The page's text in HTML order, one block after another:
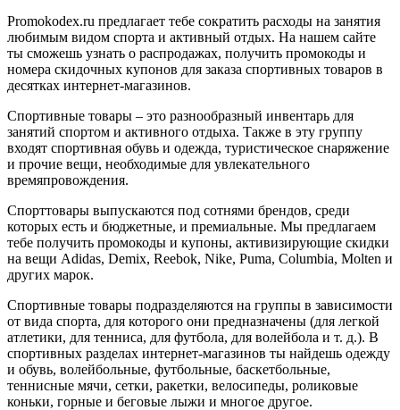
Promokodex.ru предлагает тебе сократить расходы на занятия
любимым видом спорта и активный отдых. На нашем сайте
ты сможешь узнать о распродажах, получить промокоды и
номера скидочных купонов для заказа спортивных товаров в
десятках интернет-магазинов.
Спортивные товары – это разнообразный инвентарь для
занятий спортом и активного отдыха. Также в эту группу
входят спортивная обувь и одежда, туристическое снаряжение
и прочие вещи, необходимые для увлекательного
времяпровождения.
Спорттовары выпускаются под сотнями брендов, среди
которых есть и бюджетные, и премиальные. Мы предлагаем
тебе получить промокоды и купоны, активизирующие скидки
на вещи Adidas, Demix, Reebok, Nike, Puma, Columbia, Molten и
других марок.
Спортивные товары подразделяются на группы в зависимости
от вида спорта, для которого они предназначены (для легкой
атлетики, для тенниса, для футбола, для волейбола и т. д.). В
спортивных разделах интернет-магазинов ты найдешь одежду
и обувь, волейбольные, футбольные, баскетбольные,
теннисные мячи, сетки, ракетки, велосипеды, роликовые
коньки, горные и беговые лыжи и многое другое.